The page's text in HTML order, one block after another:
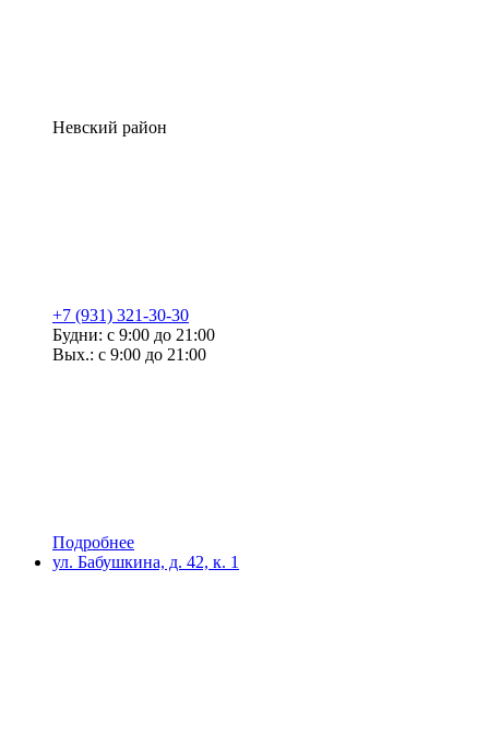
Невский район
+7 (931) 321-30-30
Будни: с 9:00 до 21:00
Вых.: с 9:00 до 21:00
Подробнее
ул. Бабушкина, д. 42, к. 1